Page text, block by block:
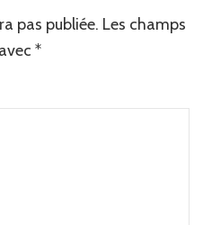
pas publiée. Les champs
*